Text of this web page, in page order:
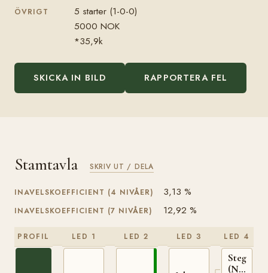
ÖVRIGT
5 starter (1-0-0)
5000 NOK
*35,9k
SKICKA IN BILD RAPPORTERA FEL
Stamtavla SKRIV UT / DELA
INAVELSKOEFFICIENT (4 NIVÅER) 3,13 %
INAVELSKOEFFICIENT (7 NIVÅER) 12,92 %
PROFIL LED 1 LED 2 LED 3 LED 4
Steggbest
(NO)